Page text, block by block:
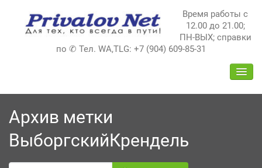
содержимому
Время работы с
12.00 до 21.00;
ПН-ВЫХ; справки
по ✆ Тел. WA,TLG: +7 (904) 609-85-31
Архив метки
ВыборгскийКрендель